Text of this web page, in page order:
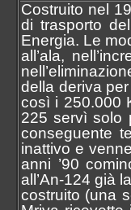
Costruito nel
di trasporto
Energia. Le
all’ala,
della deriva
così i 250.000
225 servì solo
conseguente
inattivo e
anni ’90
all’An-124 già
costruito (una